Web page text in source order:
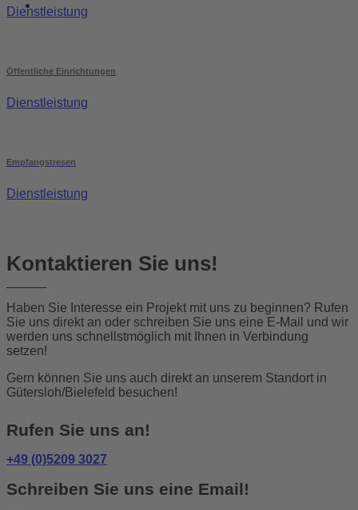
Dienstleistung
Öffentliche Einrichtungen
Dienstleistung
Empfangstresen
Dienstleistung
Kontaktieren Sie uns!
Haben Sie Interesse ein Projekt mit uns zu beginnen? Rufen
Sie uns direkt an oder schreiben Sie uns eine E-Mail und wir
werden uns schnellstmöglich mit Ihnen in Verbindung
setzen!
Gern können Sie uns auch direkt an unserem Standort in
Gütersloh/Bielefeld besuchen!
Rufen Sie uns an!
+49 (0)5209 3027
Schreiben Sie uns eine Email!